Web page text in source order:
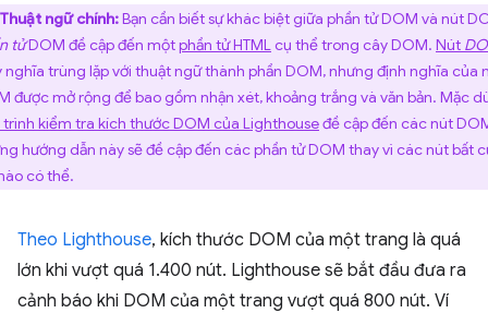
Thuật ngữ chính:Bạn cần biết sự khác biệt giữa phần tử DOM và nút
tửDOM đề cập đến mộtphần tử HTMLcụ thể trong cây DOM. Nút
nghĩa trùng lặp với thuật ngữ thành phần DOM, nhưng định nghĩa của
được mở rộng để bao gồm nhận xét, khoảng trắng và văn bản. Mặc
kiểm tra kích thước DOM của Lighthouseđề cập đến các nút
hướng dẫn này sẽ đề cập đến các phần tử DOM thay vì các nút bất
có thể.
Theo Lighthouse, kích thước DOM của một trang là quá
lớn khi vượt quá 1.400 nút. Lighthouse sẽ bắt đầu đưa ra
cảnh báo khi DOM của một trang vượt quá 800 nút. Ví